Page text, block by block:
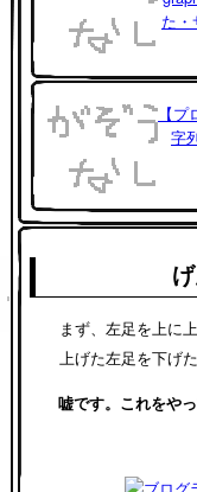
た
【
字
まず、左足を上に上
上げた左足を下げ
嘘です。これをや